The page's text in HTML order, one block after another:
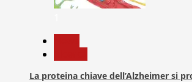
La proteina chiave dell’Alzheimer si